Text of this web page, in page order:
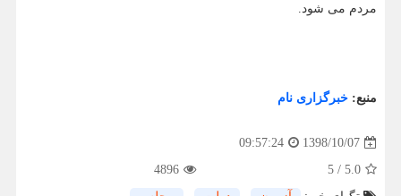
مردم می شود.
منبع: خبرگزاری نام
1398/10/07
09:57:24
5.0
/
5
4896